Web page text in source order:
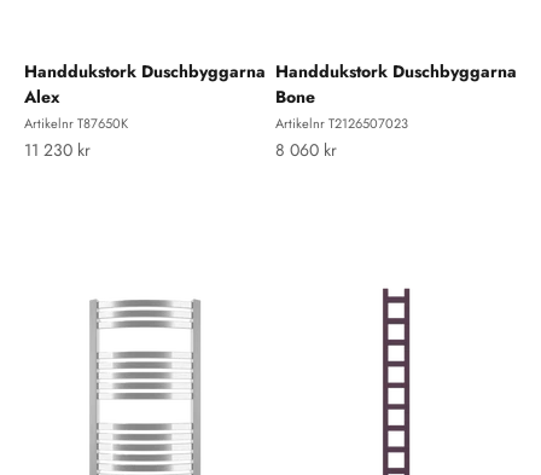
Handdukstork Duschbyggarna
Alex
Artikelnr T87650K
REA-pris
11 230 kr
Handdukstork Duschbyggarna
Bone
Artikelnr T2126507023
REA-pris
8 060 kr